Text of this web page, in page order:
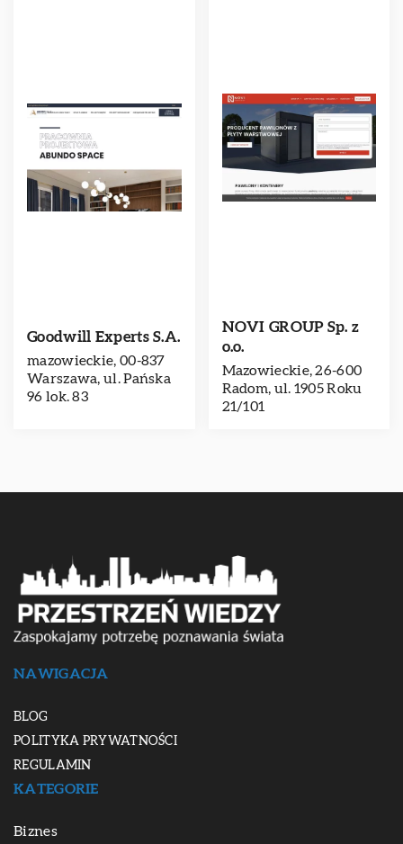
Goodwill Experts S.A.
mazowieckie, 00-837
Warszawa, ul. Pańska
96 lok. 83
NOVI GROUP Sp. z
o.o.
Mazowieckie, 26-600
Radom, ul. 1905 Roku
21/101
NAWIGACJA
BLOG
POLITYKA PRYWATNOŚCI
REGULAMIN
KATEGORIE
Biznes